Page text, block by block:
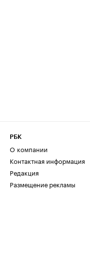
РБК
О компании
Контактная информация
Редакция
Размещение рекламы